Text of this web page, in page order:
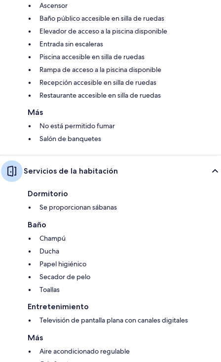
Ascensor
Baño público accesible en silla de ruedas
Elevador de acceso a la piscina disponible
Entrada sin escaleras
Piscina accesible en silla de ruedas
Rampa de acceso a la piscina disponible
Recepción accesible en silla de ruedas
Restaurante accesible en silla de ruedas
Más
No está permitido fumar
Salón de banquetes
Servicios de la habitación
Dormitorio
Se proporcionan sábanas
Baño
Champú
Ducha
Papel higiénico
Secador de pelo
Toallas
Entretenimiento
Televisión de pantalla plana con canales digitales
Más
Aire acondicionado regulable